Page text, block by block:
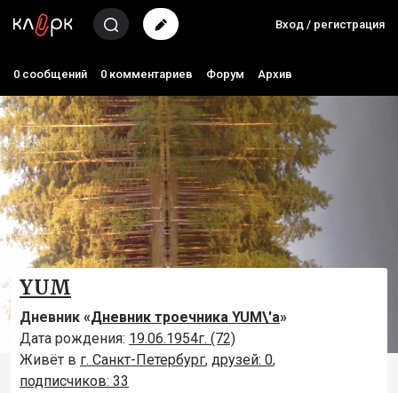
Вход / регистрация
0 сообщений 0 комментариев Форум Архив
YUM
Дневник «Дневник троечника YUM\'а»
Дата рождения: 19.06.1954г. (72)
Живёт в г. Санкт-Петербург, друзей: 0,
подписчиков: 33